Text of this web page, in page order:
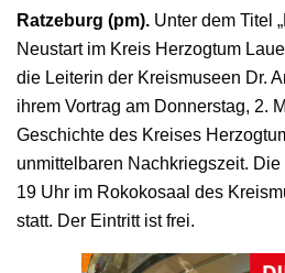
Ratzeburg (pm). Unter dem Titel
Neustart im Kreis Herzogtum
die Leiterin der Kreismuseen Dr.
ihrem Vortrag am Donnerstag, 2.
Geschichte des Kreises
unmittelbaren Nachkriegszeit.
19 Uhr im Rokokosaal des
statt. Der Eintritt ist frei.